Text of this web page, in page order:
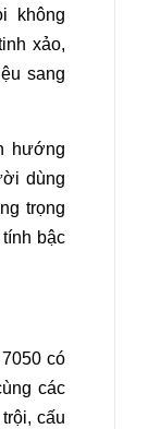
không
xảo,
sang
hướng
dùng
trọng
bậc
có
các
cấu